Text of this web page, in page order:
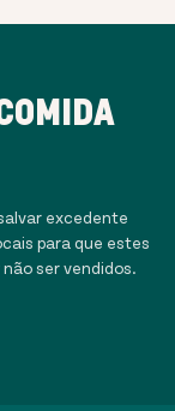
excedente
para que estes
ser vendidos.